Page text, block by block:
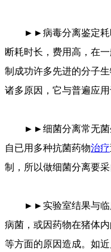
►►病毒分离鉴定耗时
断耗时长，费用高，在
制成功许多先进的分子
诸多原因，它与普遍应
►►细菌分离常无菌生
自已用多种抗菌药物治疗
制，所以做细菌分离要
►►实验室结果与临床
病菌，或因药物在猪体
等方面的原因造成。如